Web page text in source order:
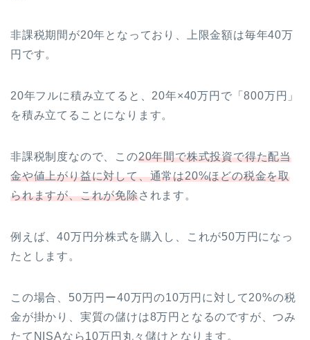
非課税期間が20年となっており、上限金額は毎年40万
円です。
20年フルに積み立てると、20年×40万円で「800万円」
を積み立てることになります。
非課税制度なので、この20年間で株式投資で得た配当
金や値上がり益に対して、通常は20%ほどの税金を取
られますが、これが免除されます。
例えば、40万円分株式を購入し、これが50万円になっ
たとします。
この場合、50万円ー40万円の10万円に対して20%の税
金が掛かり、実質の儲けは8万円となるのですが、つみ
たてNISAなら10万円丸々儲けとなります。